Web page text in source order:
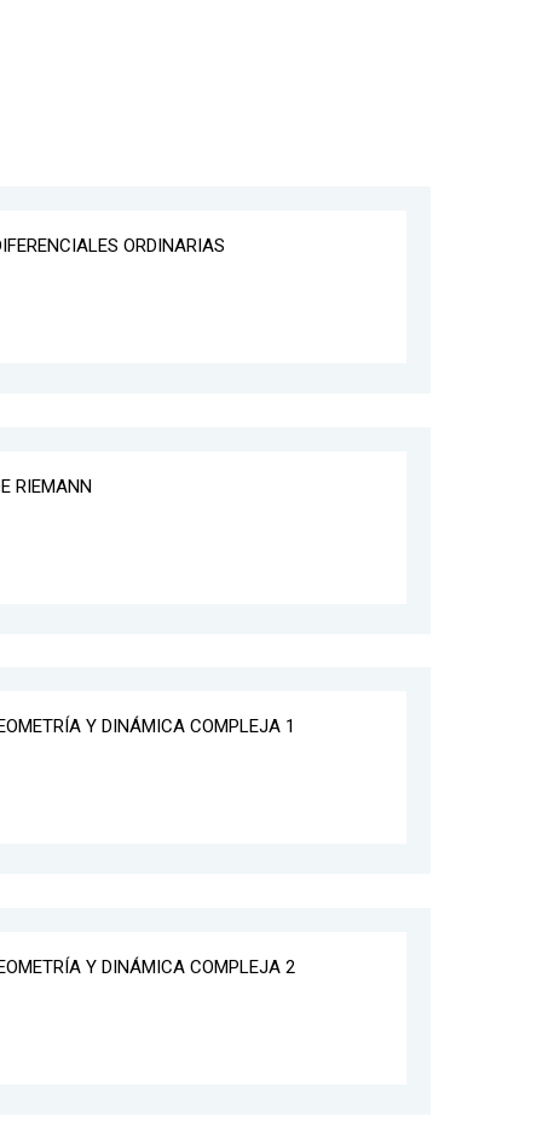
ORDINARIAS
RIEMANN
Y DINÁMICA COMPLEJA 1
Y DINÁMICA COMPLEJA 2